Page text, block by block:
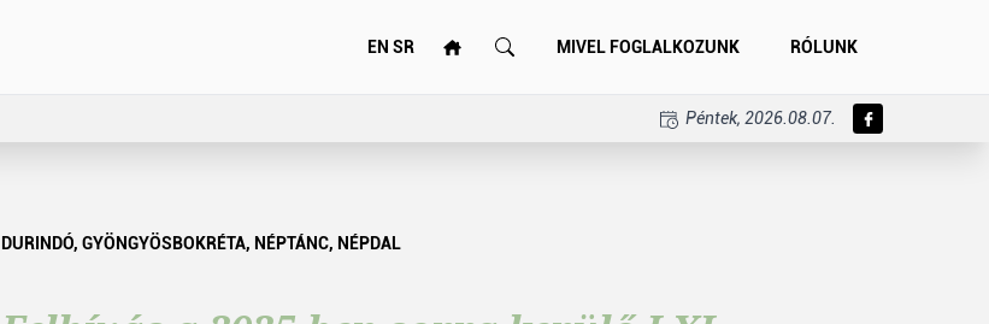
EN SR MIVEL FOGLALKOZUNK RÓLUNK
Péntek, 2026.08.07.
DURINDÓ, GYÖNGYÖSBOKRÉTA, NÉPTÁNC, NÉPDAL